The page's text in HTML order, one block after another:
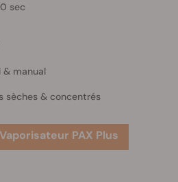
sec
& manual
sèches & concentrés
PAX Plus